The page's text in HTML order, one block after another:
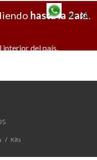
X
hasta la 2am.
interior del país.
Kits